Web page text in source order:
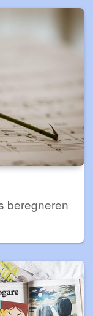
beregneren